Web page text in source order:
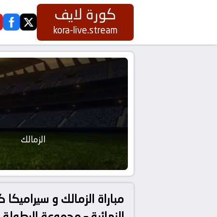
كورة لايف
kora-live.stream
twitter
الزمالك